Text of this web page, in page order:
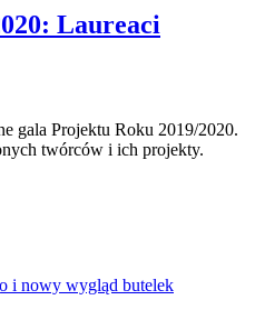
Laureaci
gala Projektu Roku 2019/2020.
twórców i ich projekty.
i nowy wygląd butelek